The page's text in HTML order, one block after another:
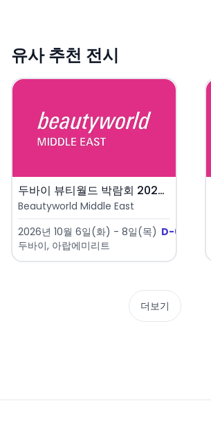
유사 추천 전시
두바이 뷰티월드 박람회 2026 ..
Beautyworld Middle East
2026년 10월 6일(화) - 8일(목) D-61
두바이, 아랍에미리트
더보기